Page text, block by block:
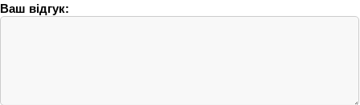
Ваш відгук: